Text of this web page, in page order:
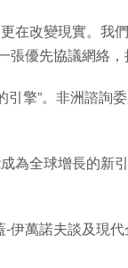
在改變現實。
優先協議網絡，
引擎”。非洲諮
為全球增長的
伊萬諾夫談及現